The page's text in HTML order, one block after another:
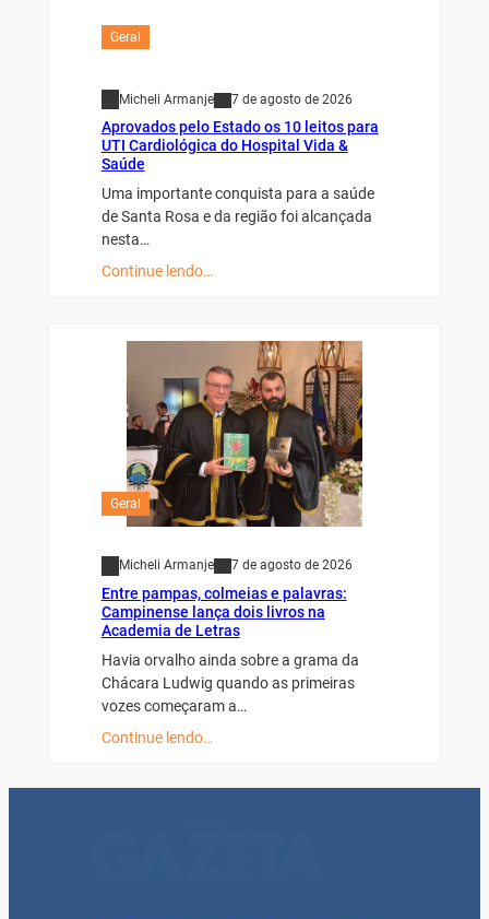
Geral
Micheli Armanje 7 de agosto de 2026
Aprovados pelo Estado os 10 leitos para
UTI Cardiológica do Hospital Vida &
Saúde
Uma importante conquista para a saúde
de Santa Rosa e da região foi alcançada
nesta…
Continue lendo…
Geral
Micheli Armanje 7 de agosto de 2026
Entre pampas, colmeias e palavras:
Campinense lança dois livros na
Academia de Letras
Havia orvalho ainda sobre a grama da
Chácara Ludwig quando as primeiras
vozes começaram a…
Continue lendo…